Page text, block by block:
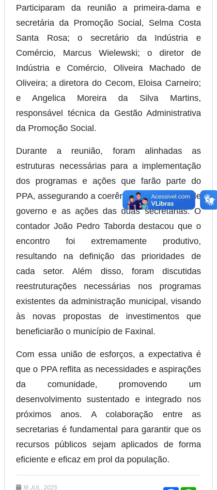
Participaram da reunião a primeira-dama e
secretária da Promoção Social, Selma Costa
Santa Rosa; o secretário da Indústria e
Comércio, Marcus Wielewski; o diretor de
Indústria e Comércio, Oliveira Machado de
Oliveira; a diretora do Cecom, Eloisa Carneiro;
e Angelica Moreira da Silva Martins,
responsável técnica da Gestão Administrativa
da Promoção Social.
Durante a reunião, foram alinhadas as
estruturas necessárias para a implementação
dos programas e ações que farão parte do
PPA, assegurando a coerência entre o plano de
governo e as ações das duas secretarias. O
contador João Pedro Taborda destacou que o
encontro foi extremamente produtivo,
resultando na definição das prioridades de
cada setor. Além disso, foram discutidas
reestruturações necessárias nos programas
existentes da administração municipal, visando
às novas propostas de investimentos que
beneficiarão o município de Faxinal.
Com essa união de esforços, a expectativa é
que o PPA reflita as necessidades e aspirações
da comunidade, promovendo um
desenvolvimento sustentado e integrado nos
próximos anos. A colaboração entre as
secretarias é fundamental para garantir que os
recursos públicos sejam aplicados de forma
eficiente e eficaz em prol da população.
16 JUL, 2025